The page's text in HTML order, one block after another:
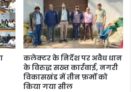
कलेक्टर के निर्देश पर अवैध धान
के विरुद्ध सख्त कार्रवाई, नगरी
विकासखंड में तीन फ़र्मो को
किया गया सील